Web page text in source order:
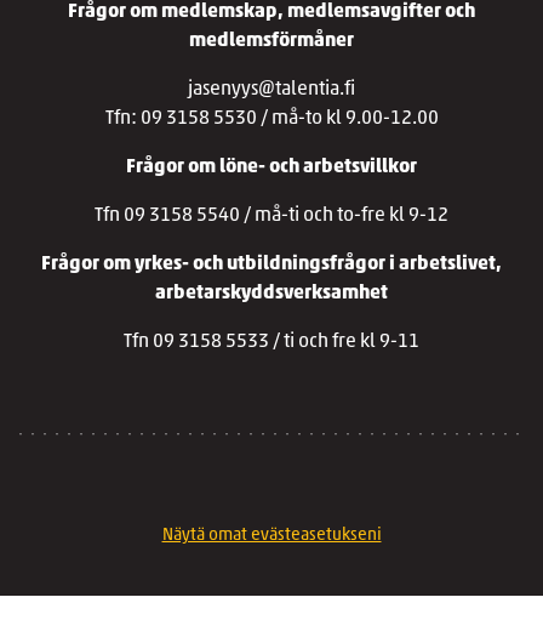
Frågor om medlemskap, medlemsavgifter och
medlemsförmåner
jasenyys@talentia.fi
Tfn: 09 3158 5530 / må-to kl 9.00-12.00
Frågor om löne- och arbetsvillkor
Tfn 09 3158 5540 / må-ti och to-fre kl 9-12
Frågor om yrkes- och utbildningsfrågor i arbetslivet,
arbetarskyddsverksamhet
Tfn 09 3158 5533 / ti och fre kl 9-11
Näytä omat evästeasetukseni